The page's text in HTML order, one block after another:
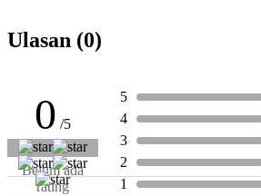
Ulasan (0)
0 /5
Belum ada
rating
5
4
3
2
1